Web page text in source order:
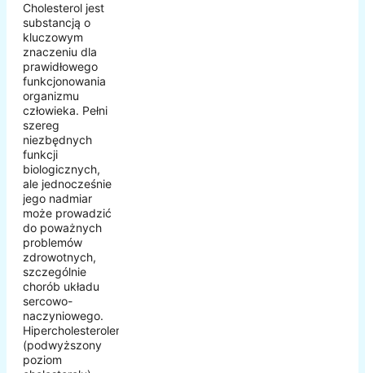
Cholesterol jest
substancją o
kluczowym
znaczeniu dla
prawidłowego
funkcjonowania
organizmu
człowieka. Pełni
szereg
niezbędnych
funkcji
biologicznych,
ale jednocześnie
jego nadmiar
może prowadzić
do poważnych
problemów
zdrowotnych,
szczególnie
chorób układu
sercowo-
naczyniowego.
Hipercholesterolemia
(podwyższony
poziom